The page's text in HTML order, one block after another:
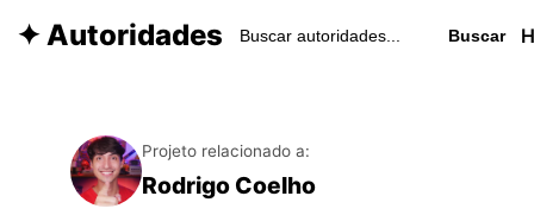
✦ Autoridades Buscar
Projeto relacionado a:
Rodrigo Coelho